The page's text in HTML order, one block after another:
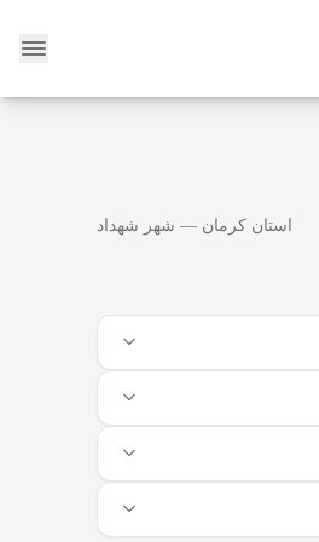
استان کرمان — شهر شهداد